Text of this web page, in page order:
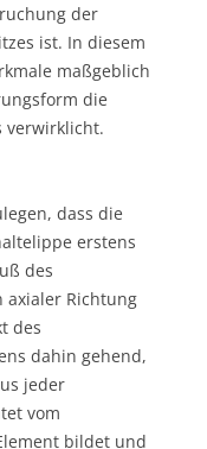
der
ist. In diesem
maßgeblich
die
verwirklicht.
dass die
erstens
des
axialer Richtung
des
dahin gehend,
jeder
vom
bildet und